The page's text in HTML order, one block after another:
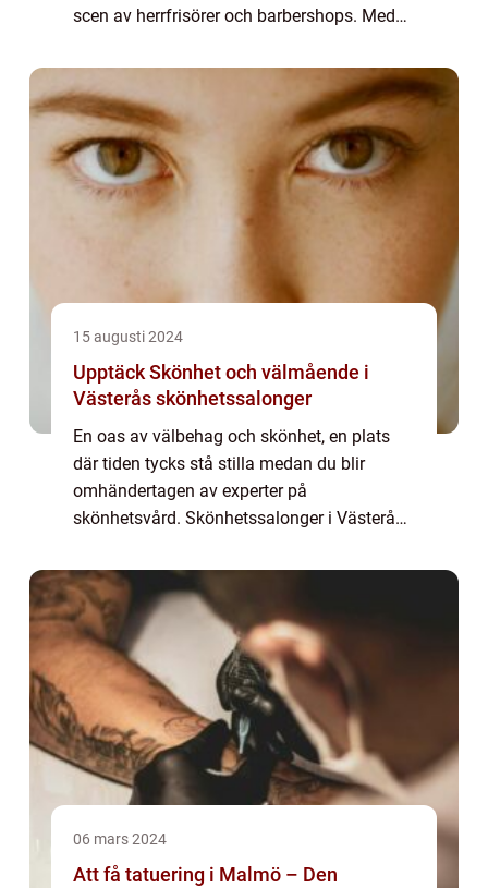
scen av herrfrisörer och barbershops. Med
har efterf...
15 augusti 2024
Upptäck Skönhet och välmående i
Västerås skönhetssalonger
En oas av välbehag och skönhet, en plats
där tiden tycks stå stilla medan du blir
omhändertagen av experter på
skönhetsvård. Skönhetssalonger i Västerås
06 mars 2024
Att få tatuering i Malmö – Den